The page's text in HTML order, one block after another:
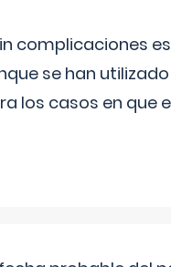
complicaciones
se han
los casos en que